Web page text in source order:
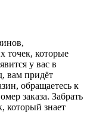
точек, которые
у вас в
вам придёт
обращаетесь к
заказа. Забрать
который знает